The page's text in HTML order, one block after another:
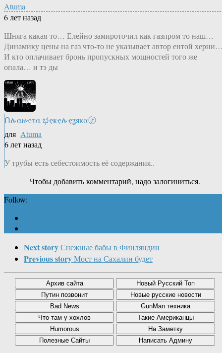
Atuma
6 лет назад
Шняга какая-то… Елейно замироточил как газпром то наш…
Динамику цены на газ что-то не указывает автор ентой
И кто оплачивает бронь пропускных мощностей того же
опала… и тэ ды
Ոሉαዙҿτα ಭҿҝҿሉҿʓяҝα〄
для Atuma
6 лет назад
У трубы есть себестоимость её содержания..
Чтобы добавить комментарий, надо залогиниться.
Follow:
Next storyСнежные бабы в Финляндии
Previous storyМост на Сахалин будет